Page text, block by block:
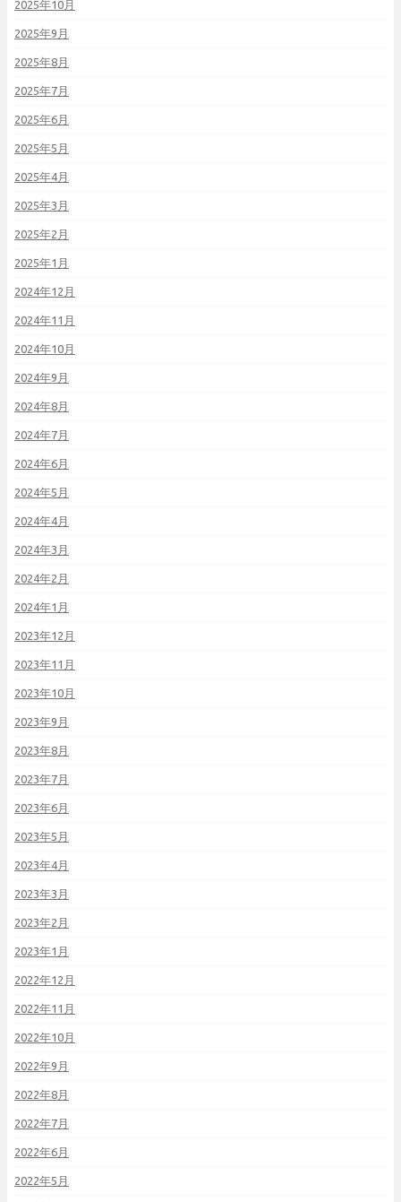
2025年10月
2025年9月
2025年8月
2025年7月
2025年6月
2025年5月
2025年4月
2025年3月
2025年2月
2025年1月
2024年12月
2024年11月
2024年10月
2024年9月
2024年8月
2024年7月
2024年6月
2024年5月
2024年4月
2024年3月
2024年2月
2024年1月
2023年12月
2023年11月
2023年10月
2023年9月
2023年8月
2023年7月
2023年6月
2023年5月
2023年4月
2023年3月
2023年2月
2023年1月
2022年12月
2022年11月
2022年10月
2022年9月
2022年8月
2022年7月
2022年6月
2022年5月